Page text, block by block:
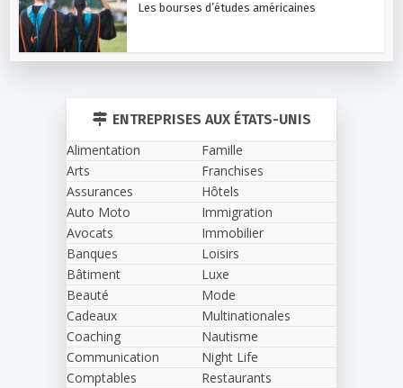
Les bourses d’études américaines
ENTREPRISES AUX ÉTATS-UNIS
Alimentation
Arts
Assurances
Auto Moto
Avocats
Banques
Bâtiment
Beauté
Cadeaux
Coaching
Communication
Comptables
Famille
Franchises
Hôtels
Immigration
Immobilier
Loisirs
Luxe
Mode
Multinationales
Nautisme
Night Life
Restaurants